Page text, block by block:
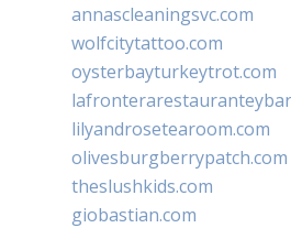
annascleaningsvc.com
wolfcitytattoo.com
oysterbayturkeytrot.com
lilyandrosetearoom.com
olivesburgberrypatch.com
theslushkids.com
giobastian.com